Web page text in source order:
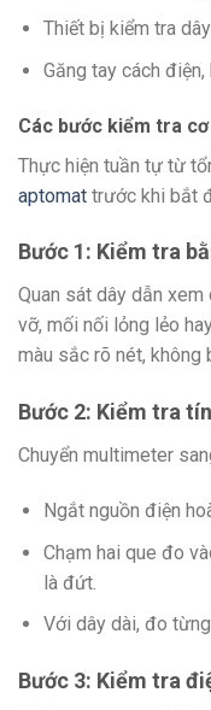
Thiết bị kiểm tra
Găng tay cách điện,
Các bước kiểm tra
Thực hiện tuần tự từ
aptomat trước khi bắt
Bước 1: Kiểm tra
Quan sát dây dẫn
vỡ, mối nối lỏng lẻo
màu sắc rõ nét, không
Bước 2: Kiểm tra
Chuyển multimeter
Ngắt nguồn điện
Chạm hai que đo
là đứt.
Với dây dài, đo
Bước 3: Kiểm tra